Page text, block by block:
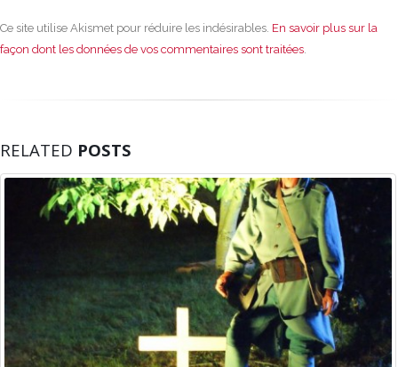
Ce site utilise Akismet pour réduire les indésirables. En savoir plus sur la
façon dont les données de vos commentaires sont traitées.
RELATED POSTS